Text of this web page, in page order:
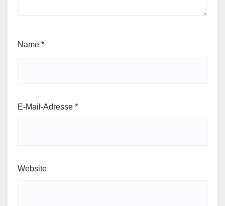
Name *
E-Mail-Adresse *
Website